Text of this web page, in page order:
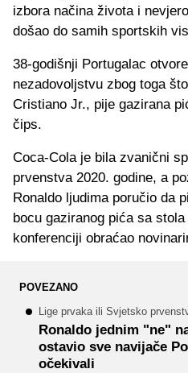
izbora načina života i
došao do samih sportskih
38-godišnji Portugalac
nezadovoljstvu zbog toga
Cristiano Jr., pije gazirana
čips.
Coca-Cola je bila zvanični
prvenstva 2020. godine, a
Ronaldo ljudima poručio da
bocu gaziranog pića sa
konferenciji obraćao
POVEZANO
Lige prvaka ili Svjetsko
Ronaldo jednim "ne"
ostavio sve navijače
očekivali